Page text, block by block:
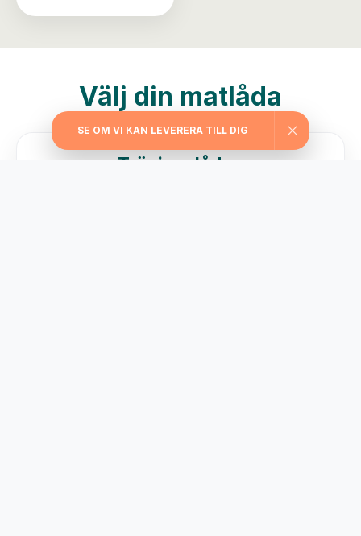
Välj din matlåda
Träningslådan
SE OM VI KAN LEVERERA TILL DIG